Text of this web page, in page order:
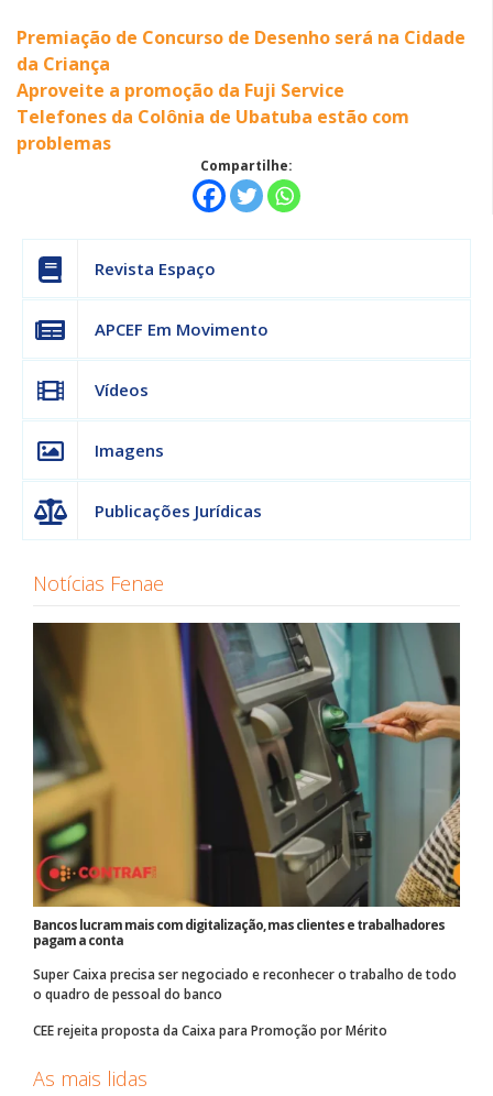
Premiação de Concurso de Desenho será na Cidade
da Criança
Aproveite a promoção da Fuji Service
Telefones da Colônia de Ubatuba estão com
problemas
Compartilhe:
Revista Espaço
APCEF Em Movimento
Vídeos
Imagens
Publicações Jurídicas
Notícias Fenae
Bancos lucram mais com digitalização, mas clientes e trabalhadores
pagam a conta
Super Caixa precisa ser negociado e reconhecer o trabalho de todo
o quadro de pessoal do banco
CEE rejeita proposta da Caixa para Promoção por Mérito
As mais lidas